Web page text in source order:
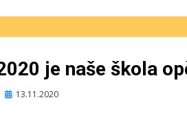
je naše škola
Publikováno
13.11.2020